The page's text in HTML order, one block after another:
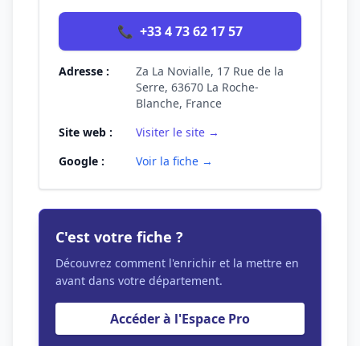
📞 +33 4 73 62 17 57
Adresse :
Za La Novialle, 17 Rue de la
Serre, 63670 La Roche-
Blanche, France
Site web :
Visiter le site →
Google :
Voir la fiche →
C'est votre fiche ?
Découvrez comment l'enrichir et la mettre en
avant dans votre département.
Accéder à l'Espace Pro